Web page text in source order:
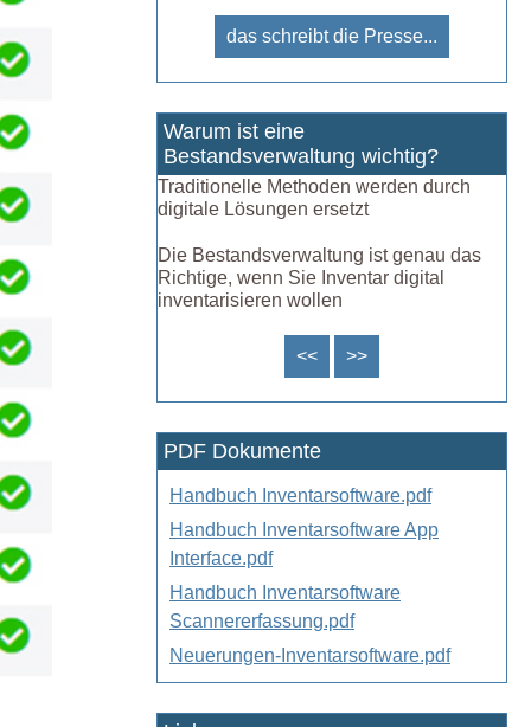
das schreibt die Presse...
Warum ist eine
Bestandsverwaltung wichtig?
Traditionelle Methoden werden durch
digitale Lösungen ersetzt
Die Bestandsverwaltung ist genau das
Richtige, wenn Sie Inventar digital
inventarisieren wollen
<< >>
PDF Dokumente
Handbuch Inventarsoftware.pdf
Handbuch Inventarsoftware App
Interface.pdf
Handbuch Inventarsoftware
Scannererfassung.pdf
Neuerungen-Inventarsoftware.pdf